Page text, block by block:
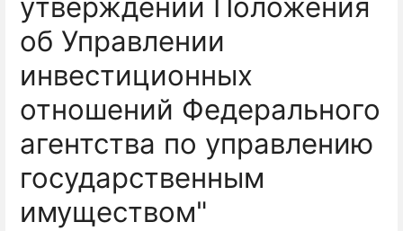
утверждении Положения
об Управлении
инвестиционных
отношений Федерального
агентства по управлению
государственным
имуществом"